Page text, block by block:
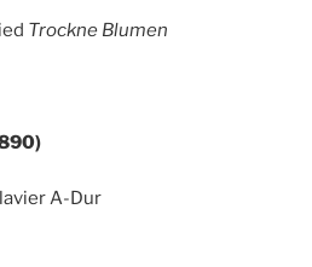
Trockne Blumen
A-Dur